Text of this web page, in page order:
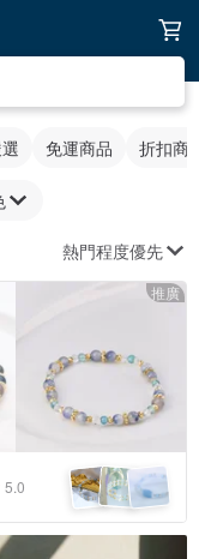
免運商品 折扣商
熱門程度優先
推廣
5.0